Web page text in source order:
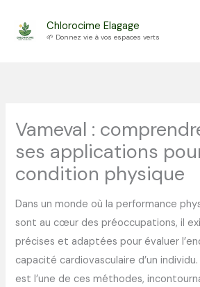
Chlorocime Elagage
🌱 Donnez vie à vos espaces verts
Vameval :
ses applications
condition physique
Dans un monde où la performance
sont au cœur des préoccupations, il
précises et adaptées pour évaluer
capacité cardiovasculaire d’un individu.
est l’une de ces méthodes,